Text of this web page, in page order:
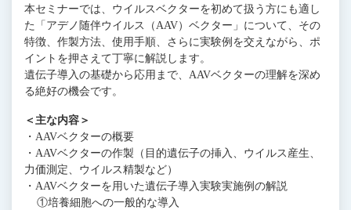
本セミナーでは、ウイルスベクターを初めて扱う方にも適し
た「アデノ随伴ウイルス（AAV）ベクター」について、その
特徴、作製方法、使用手順、さらに実験例を交えながら、ポ
イントを押さえて丁寧に解説します。
遺伝子導入の基礎から応用まで、AAVベクターの理解を深め
る絶好の機会です。
＜主な内容＞
・AAVベクターの概要
・AAVベクターの作製（目的遺伝子の挿入、ウイルス産生、
力価測定、ウイルス精製など）
・AAVベクターを用いた遺伝子導入実験実施例の解説
①培養細胞への一般的な導入